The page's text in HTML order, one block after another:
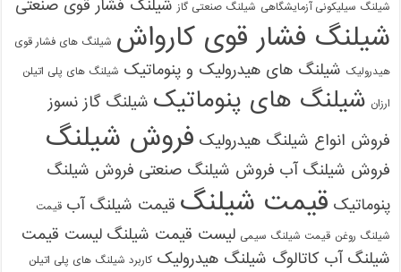
شیلنگ سیلیکونی آزمایشگاهی شیلنگ صنعتی گاز شیلنگ فشار قوی صنعتی
شیلنگ فشار قوی کارواش شیلنگ های فشار قوی
هیدرولیک شیلنگ های هیدرولیک و پنوماتیک شیلنگ های پلی اتیلن
ارزان شیلنگ های پنوماتیک شیلنگ گاز نسوز
فروش انواع شیلنگ هیدرولیک فروش شیلنگ
فروش شیلنگ آب فروش شیلنگ صنعتی فروش شیلنگ
پنوماتیک قیمت شیلنگ قیمت شیلنگ آب قیمت
شیلنگ روغن قیمت شیلنگ سیمی لیست قیمت شیلنگ لیست قیمت
شیلنگ آب کاتالوگ شیلنگ هیدرولیک کاربرد شیلنگ های پلی اتیلن